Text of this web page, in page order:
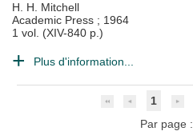
H. H. Mitchell
Academic Press ; 1964
1 vol. (XIV-840 p.)
Plus d'information...
1
Par page :